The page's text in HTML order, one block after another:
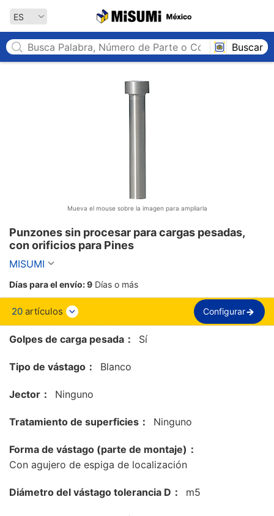
ES
Buscar
Mueva el mouse sobre la imagen para ampliarla
Punzones sin procesar para cargas pesadas,
con orificios para Pines
MISUMI
Días para el envío:9 Días o más
20 artículos Configurar
Golpes de carga pesada： Sí
Tipo de vástago： Blanco
Jector： Ninguno
Tratamiento de superficies： Ninguno
Forma de vástago (parte de montaje)：
Con agujero de espiga de localización
Diámetro del vástago tolerancia D： m5